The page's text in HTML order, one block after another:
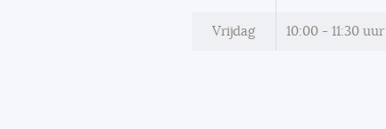
Vrijdag 10:00 - 11:30 uur